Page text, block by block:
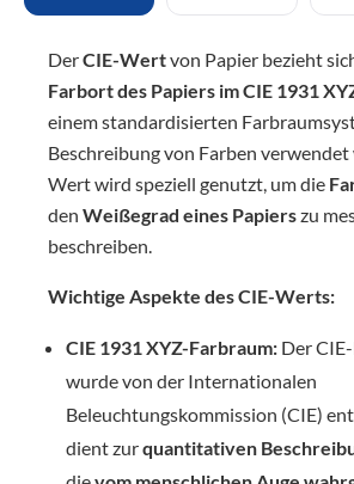
DerCIE-Wertvon Papier bezieht
Farbort des Papiers im CIE 1931
einem standardisierten
Beschreibung von Farben
Wert wird speziell genutzt, um die
den Weißegrad eines Papierszu
beschreiben.
Wichtige Aspekte des CIE-Werts:
CIE 1931 XYZ-Farbraum: Der
wurde von der Internationalen
Beleuchtungskommission (CIE)
dient zurquantitativen